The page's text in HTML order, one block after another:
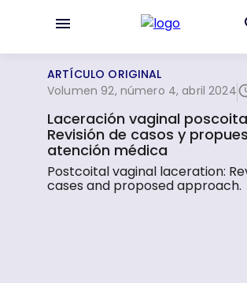
ARTÍCULO ORIGINAL
Volumen 92, número 4, abril 2024
Laceración vaginal
Revisión de casos y
atención médica
Postcoital vaginal laceration:
cases and proposed approach.